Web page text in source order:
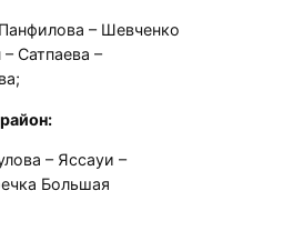
– Шевченко
Сатпаева –
– Яссауи –
Большая